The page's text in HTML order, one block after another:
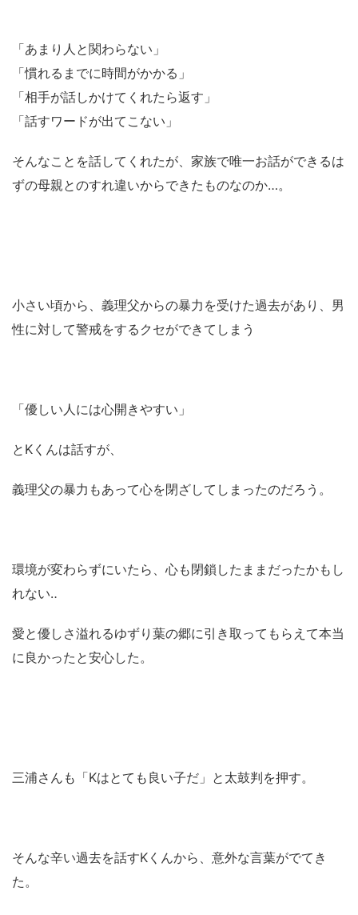
「あまり人と関わらない」
「慣れるまでに時間がかかる」
「相手が話しかけてくれたら返す」
「話すワードが出てこない」
そんなことを話してくれたが、家族で唯一お話ができるは
ずの母親とのすれ違いからできたものなのか…。
小さい頃から、義理父からの暴力を受けた過去があり、男
性に対して警戒をするクセができてしまう
「優しい人には心開きやすい」
とKくんは話すが、
義理父の暴力もあって心を閉ざしてしまったのだろう。
環境が変わらずにいたら、心も閉鎖したままだったかもし
れない‥
愛と優しさ溢れるゆずり葉の郷に引き取ってもらえて本当
に良かったと安心した。
三浦さんも「Kはとても良い子だ」と太鼓判を押す。
そんな辛い過去を話すKくんから、意外な言葉がでてき
た。